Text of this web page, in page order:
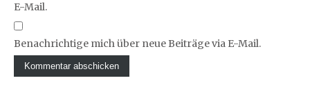
E-Mail.
Benachrichtige mich über neue Beiträge via E-Mail.